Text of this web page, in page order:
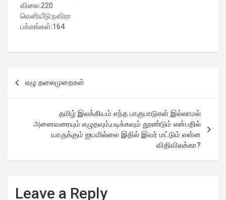
விலை:220
வெளியீடு:நவிரா
பக்கங்கள்:164
ஏழு தலைமுறைகள்
தமிழ் இலக்கியம் எந்த பாகுபாடுகள் இல்லாமல்
அனைவரையும் எழுதவும்,படிக்கவும் தூண்டும் என்பதில்
யாருக்கும் ஐயமில்லை இதில் இவர் மட்டும் என்ன
விதிவிலக்கா?
Leave a Reply